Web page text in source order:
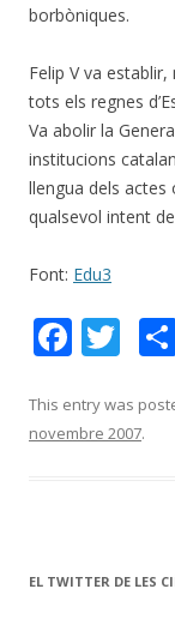
borbòniques.
Felip V va
tots els regnes
Va abolir la
institucions
llengua dels actes
qualsevol intent
Font: Edu3
F
e
b
k
T
itt
er
This entry was
novembre 2007.
EL TWITTER DE LES